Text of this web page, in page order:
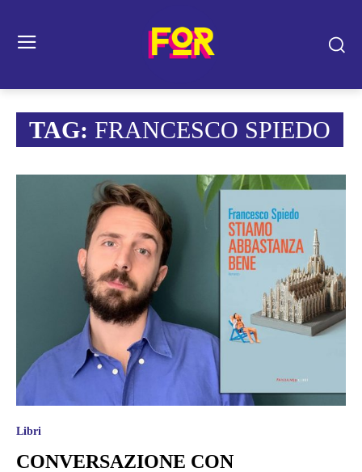
TAG: FRANCESCO SPIEDO
Libri
CONVERSAZIONE CON